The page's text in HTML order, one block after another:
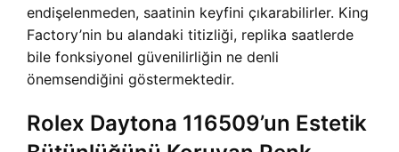
endişelenmeden, saatinin keyfini çıkarabilirler. King
Factory’nin bu alandaki titizliği, replika saatlerde
bile fonksiyonel güvenilirliğin ne denli
önemsendiğini göstermektedir.
Rolex Daytona 116509’un Estetik